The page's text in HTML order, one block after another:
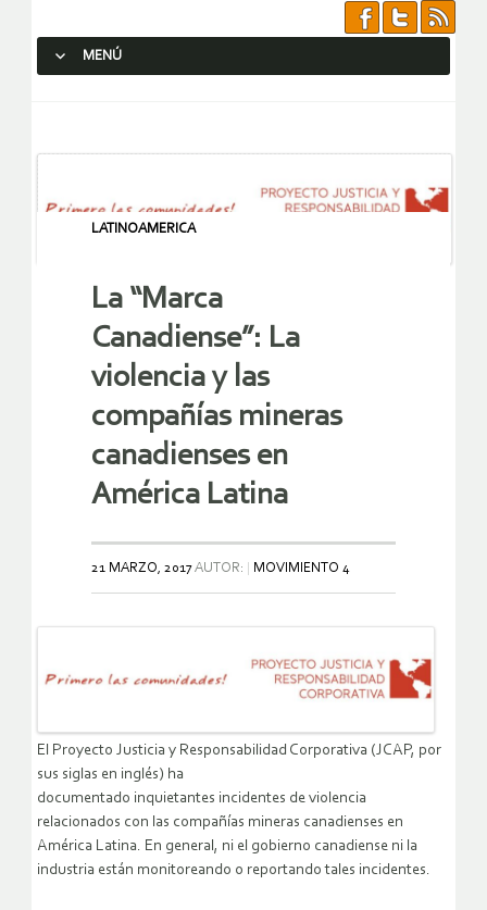
MENÚ
LATINOAMERICA
La “Marca
Canadiense”: La
violencia y las
compañías mineras
canadienses en
América Latina
21 MARZO, 2017AUTOR: MOVIMIENTO 4
El Proyecto Justicia y Responsabilidad Corporativa (JCAP, por
sus siglas en inglés) ha
documentado inquietantes incidentes de violencia
relacionados con las compañías mineras canadienses en
América Latina. En general, ni el gobierno canadiense ni la
industria están monitoreando o reportando tales incidentes.